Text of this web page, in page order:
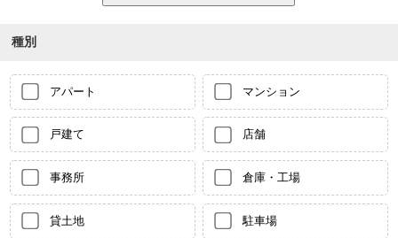
種別
アパート マンション
戸建て 店舗
事務所 倉庫・工場
貸土地 駐車場